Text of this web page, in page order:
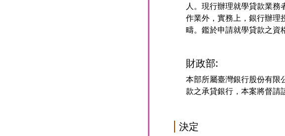
人。現行辦理就學貸款業
作業外，實務上，銀行辦理
疇。鑑於申請就學貸款之資
財政部:
本部所屬臺灣銀行股份有限
款之承貸銀行，本案將督請
決定